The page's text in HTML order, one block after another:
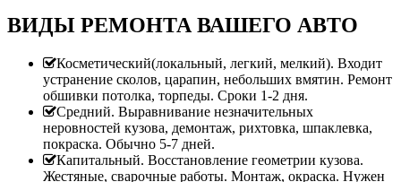
ВИДЫ РЕМОНТА ВАШЕГО АВТО
Косметический(локальный, легкий, мелкий). Входит
устранение сколов, царапин, небольших вмятин. Ремонт
обшивки потолка, торпеды. Сроки 1-2 дня.
Средний. Выравнивание незначительных
неровностей кузова, демонтаж, рихтовка, шпаклевка,
покраска. Обычно 5-7 дней.
Капитальный. Восстановление геометрии кузова.
Жестяные, сварочные работы. Монтаж, окраска. Нужен